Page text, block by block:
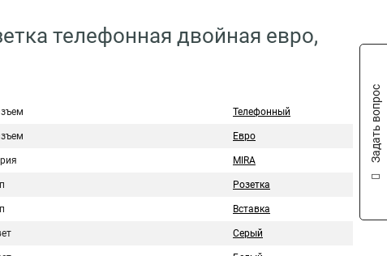
телефонная двойная евро,
Телефонный
Евро
MIRA
Розетка
Вставка
Серый
Задать вопрос